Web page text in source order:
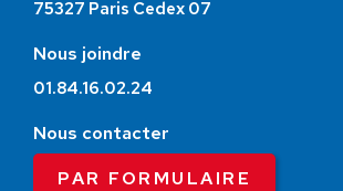
75327 Paris Cedex 07
Nous joindre
01.84.16.02.24
Nous contacter
PAR FORMULAIRE